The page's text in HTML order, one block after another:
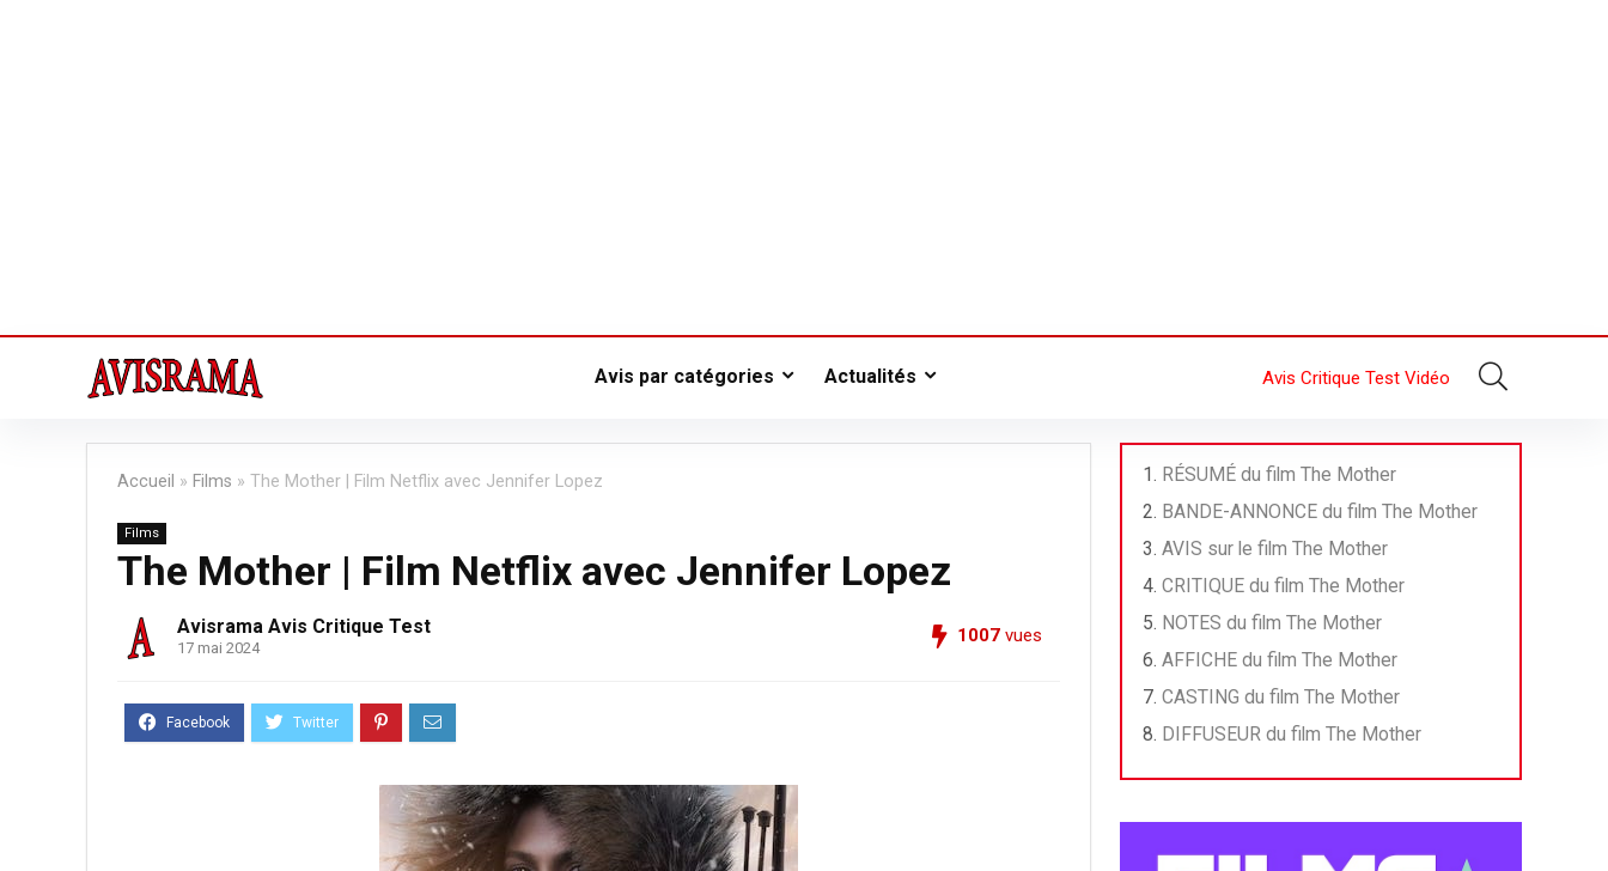
Avis par catégories Actualités Avis Critique Test Vidéo
Accueil » Films » The Mother | Film Netflix avec Jennifer Lopez
Films
The Mother | Film Netflix avec Jennifer Lopez
Avisrama Avis Critique Test
17 mai 2024
1007 vues
RÉSUMÉ du film The Mother
BANDE-ANNONCE du film The Mother
AVIS sur le film The Mother
CRITIQUE du film The Mother
NOTES du film The Mother
AFFICHE du film The Mother
CASTING du film The Mother
DIFFUSEUR du film The Mother